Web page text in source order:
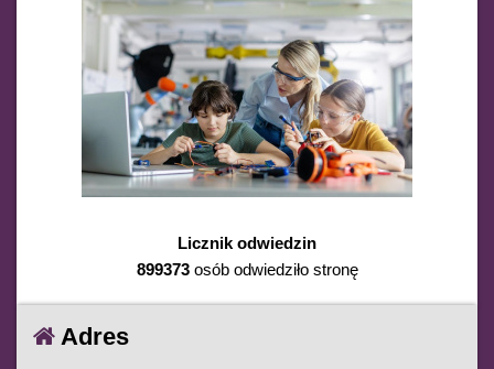
Licznik odwiedzin
899373osób odwiedziło stronę
Adres